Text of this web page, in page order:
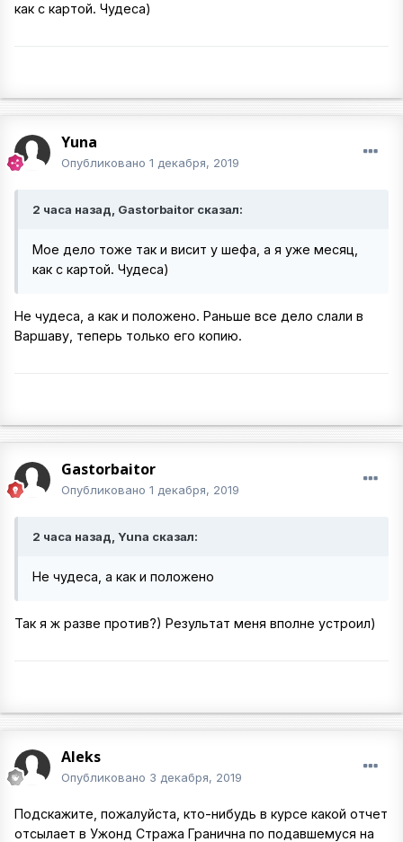
как с картой. Чудеса)
Yuna
Опубликовано 1 декабря, 2019
2 часа назад, Gastorbaitor сказал:
Мое дело тоже так и висит у шефа, а я уже месяц,
как с картой. Чудеса)
Не чудеса, а как и положено. Раньше все дело слали в
Варшаву, теперь только его копию.
Gastorbaitor
Опубликовано 1 декабря, 2019
2 часа назад, Yuna сказал:
Не чудеса, а как и положено
Так я ж разве против?) Результат меня вполне устроил)
Aleks
Опубликовано 3 декабря, 2019
Подскажите, пожалуйста, кто-нибудь в курсе какой отчет
отсылает в Ужонд Стража Гранична по подавшемуся на